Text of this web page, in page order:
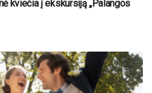
kviečia į ekskursiją „Palangos